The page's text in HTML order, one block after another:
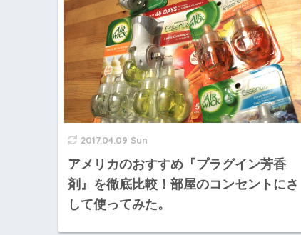
2017.04.09 Sun
アメリカのおすすめ『プラグイン芳香
剤』を徹底比較！部屋のコンセントにさ
して使ってみた。